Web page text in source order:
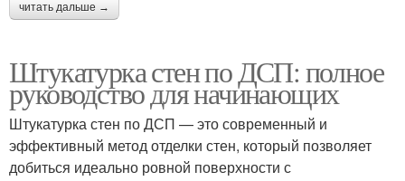
читать дальше →
Штукатурка стен по ДСП: полное
руководство для начинающих
Штукатурка стен по ДСП — это современный и
эффективный метод отделки стен, который позволяет
добиться идеально ровной поверхности с